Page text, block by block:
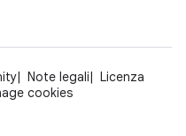
Note legali
Licenza
cookies